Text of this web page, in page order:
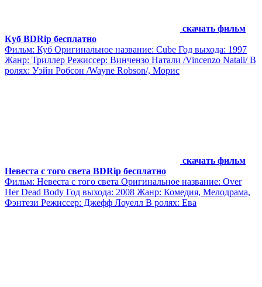
скачать фильм
Куб BDRip бесплатно
Фильм: Куб Оригинальное название: Cube Год выхода: 1997
Жанр: Триллер Режиссер: Винчензо Натали /Vincenzo Natali/ В
ролях: Уэйн Робсон /Wayne Robson/, Морис
скачать фильм
Невеста с того света BDRip бесплатно
Фильм: Невеста с того света Оригинальное название: Over
Her Dead Body Год выхода: 2008 Жанр: Комедия, Мелодрама,
Фэнтези Режиссер: Джефф Лоуелл В ролях: Ева